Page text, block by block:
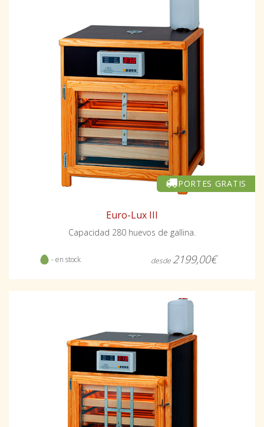
PORTES GRATIS
Euro-Lux III
Capacidad 280 huevos de gallina.
- en stock desde 2199,00€